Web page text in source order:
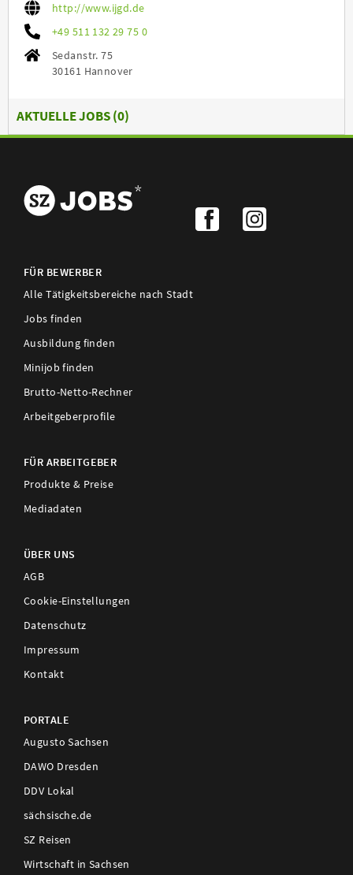
http://www.ijgd.de
+49 511 132 29 75 0
Sedanstr. 75
30161 Hannover
AKTUELLE JOBS (0)
FÜR BEWERBER
Alle Tätigkeitsbereiche nach Stadt
Jobs finden
Ausbildung finden
Minijob finden
Brutto-Netto-Rechner
Arbeitgeberprofile
FÜR ARBEITGEBER
Produkte & Preise
Mediadaten
ÜBER UNS
AGB
Cookie-Einstellungen
Datenschutz
Impressum
Kontakt
PORTALE
Augusto Sachsen
DAWO Dresden
DDV Lokal
sächsische.de
SZ Reisen
Wirtschaft in Sachsen